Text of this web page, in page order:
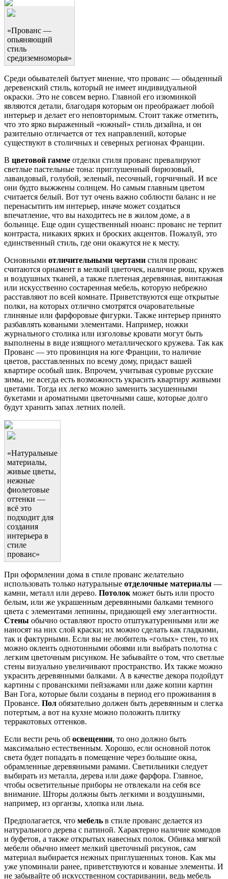
«Прованс —
опьяняющий
стиль
средиземноморья»
Среди обывателей бытует мнение, что прованс — обыденный
деревенский стиль, который не имеет индивидуальной
окраски. Это не совсем верно. Главной его изюминкой
являются детали, благодаря которым он преображает любой
интерьер и делает его неповторимым. Стоит также отметить,
что это ярко выраженный «южный» стиль дизайна, и он
разительно отличается от тех направлений, которые
существуют в столичных и северных регионах Франции.
В цветовой гамме отделки стиля прованс превалируют
светлые пастельные тона: приглушенный бирюзовый,
лавандовый, голубой, зеленый, песочный, горчичный. И все
они будто выжжены солнцем. Но самым главным цветом
считается белый. Вот тут очень важно соблюсти баланс и не
перенасытить им интерьер, иначе может создаться
впечатление, что вы находитесь не в жилом доме, а в
больнице. Еще один существенный нюанс: прованс не терпит
контраста, никаких ярких и броских акцентов. Пожалуй, это
единственный стиль, где они окажутся не к месту.
Основными отличительными чертами стиля прованс
считаются орнамент в мелкий цветочек, наличие рюш, кружев
и воздушных тканей, а также плетеная деревянная, винтажная
или искусственно состаренная мебель, которую небрежно
расставляют по всей комнате. Приветствуются еще открытые
полки, на которых отлично смотрятся очаровательные
глиняные или фарфоровые фигурки. Также интерьер принято
разбавлять коваными элементами. Например, ножки
журнального столика или изголовье кровати могут быть
выполнены в виде изящного металлического кружева. Так как
Прованс — это провинция на юге Франции, то наличие
цветов, расставленных по всему дому, придаст вашей
квартире особый шик. Впрочем, учитывая суровые русские
зимы, не всегда есть возможность украсить квартиру живыми
цветами. Тогда их легко можно заменить засушенными
букетами и ароматными цветочными саше, которые долго
будут хранить запах летних полей.
«Натуральные
материалы,
живые цветы,
нежные
фиолетовые
оттенки —
всё это
подходит для
создания
интерьера в
стиле
прованс»
При оформлении дома в стиле прованс желательно
использовать только натуральные отделочные материалы —
камни, металл или дерево. Потолок может быть или просто
белым, или же украшенным деревянными балками темного
цвета с элементами лепнины, придающей ему элегантности.
Стены обычно оставляют просто отштукатуренными или же
наносят на них слой краски; их можно сделать как гладкими,
так и фактурными. Если вы не любитель «голых» стен, то их
можно оклеить однотонными обоями или выбрать полотна с
легким цветочным рисунком. Не забывайте о том, что светлые
стены визуально увеличивают пространство. Их также можно
украсить деревянными балками. А в качестве декора подойдут
картины с прованскими пейзажами или даже копии картин
Ван Гога, которые были созданы в период его проживания в
Провансе. Пол обязательно должен быть деревянным и слегка
потертым, а вот на кухне можно положить плитку
терракотовых оттенков.
Если вести речь об освещении, то оно должно быть
максимально естественным. Хорошо, если основной поток
света будет попадать в помещение через большие окна,
обрамленные деревянными рамами. Светильники следует
выбирать из металла, дерева или даже фарфора. Главное,
чтобы осветительные приборы не отвлекали на себя все
внимание. Шторы должны быть легкими и воздушными,
например, из органзы, хлопка или льна.
Предполагается, что мебель в стиле прованс делается из
натурального дерева с патиной. Характерно наличие комодов
и буфетов, а также открытых навесных полок. Обивка мягкой
мебели обычно имеет мелкий цветочный рисунок, сам
материал выбирается нежных приглушенных тонов. Как мы
уже упоминали ранее, приветствуются и кованые элементы. И
не забывайте об искусственном состаривании, ведь мебель